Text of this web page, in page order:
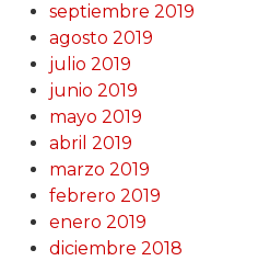
septiembre 2019
agosto 2019
julio 2019
junio 2019
mayo 2019
abril 2019
marzo 2019
febrero 2019
enero 2019
diciembre 2018